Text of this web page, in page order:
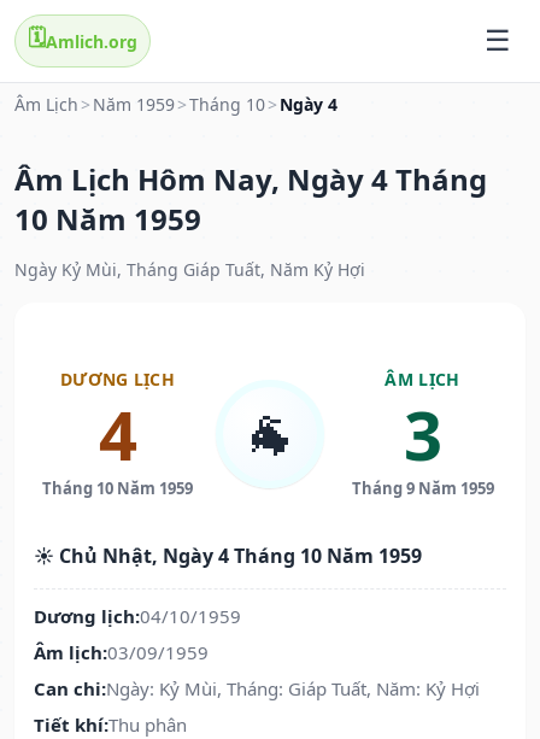
🗓️Amlich.org
Âm Lịch > Năm 1959>Tháng 10> Ngày 4
Âm Lịch Hôm Nay, Ngày 4 Tháng
10 Năm 1959
Ngày Kỷ Mùi, Tháng Giáp Tuất, Năm Kỷ Hợi
DƯƠNG LỊCH
4
Tháng 10 Năm 1959
🐐
ÂM LỊCH
3
Tháng 9 Năm 1959
☀️ Chủ Nhật, Ngày 4 Tháng 10 Năm 1959
Dương lịch:04/10/1959
Âm lịch:03/09/1959
Can chi:Ngày: Kỷ Mùi, Tháng: Giáp Tuất, Năm: Kỷ Hợi
Tiết khí:Thu phân